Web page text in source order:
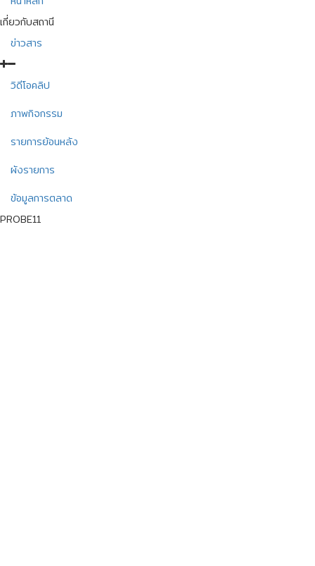
เกี่ยวกับสถานี
ข่าวสาร
วิดีโอคลิป
ภาพกิจกรรม
รายการย้อนหลัง
ผังรายการ
ข้อมูลการตลาด